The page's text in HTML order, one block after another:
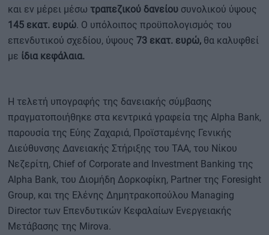
και εν μέρει μέσω τραπεζικού δανείου συνολικού ύψους
145 εκατ. ευρώ. Ο υπόλοιπος προϋπολογισμός του
επενδυτικού σχεδίου, ύψους 73 εκατ. ευρώ, θα καλυφθεί
με ίδια κεφάλαια.
Η τελετή υπογραφής της δανειακής σύμβασης
πραγματοποιήθηκε στα κεντρικά γραφεία της Alpha Bank,
παρουσία της Εύης Ζαχαριά, Προϊσταμένης Γενικής
Διεύθυνσης Δανειακής Στήριξης του ΤΑΑ, του Νίκου
Νεζερίτη, Chief of Corporate and Investment Banking της
Alpha Bank, του Διομήδη Δορκοφίκη, Partner της Foresight
Group, και της Ελένης Δημητρακοπούλου Managing
Director των Επενδυτικών Κεφαλαίων Ενεργειακής
Μετάβασης της Mirova.